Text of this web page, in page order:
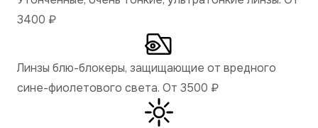
3400 ₽
Линзы блю-блокеры, защищающие от вредного
сине-фиолетового света. От 3500 ₽